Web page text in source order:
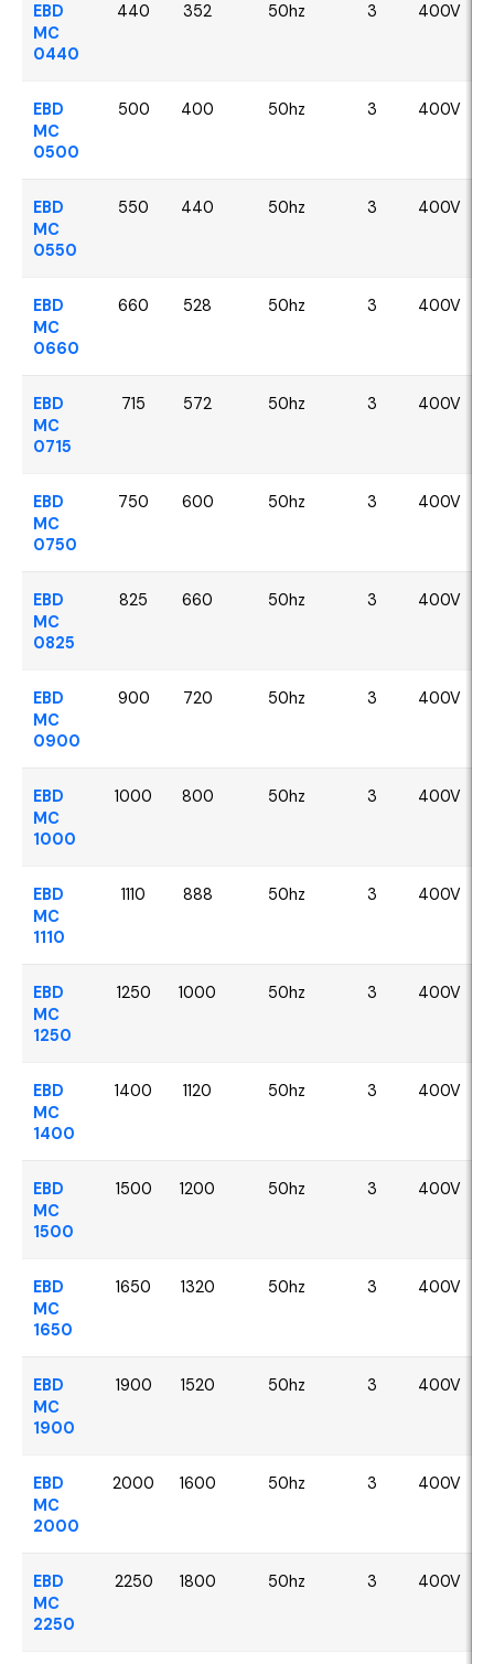
EBD
MC
0440
440 352 50hz 3 400V
EBD
MC
0500
500 400 50hz 3 400V
EBD
MC
0550
550 440 50hz 3 400V
EBD
MC
0660
660 528 50hz 3 400V
EBD
MC
0715
715 572 50hz 3 400V
EBD
MC
0750
750 600 50hz 3 400V
EBD
MC
0825
825 660 50hz 3 400V
EBD
MC
0900
900 720 50hz 3 400V
EBD
MC
1000
1000 800 50hz 3 400V
EBD
MC
1110
1110 888 50hz 3 400V
EBD
MC
1250
1250 1000 50hz 3 400V
EBD
MC
1400
1400 1120 50hz 3 400V
EBD
MC
1500
1500 1200 50hz 3 400V
EBD
MC
1650
1650 1320 50hz 3 400V
EBD
MC
1900
1900 1520 50hz 3 400V
EBD
MC
2000
2000 1600 50hz 3 400V
EBD
MC
2250
2250 1800 50hz 3 400V